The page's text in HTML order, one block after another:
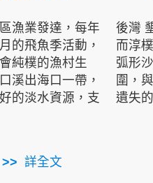
漁業發達，每年
的飛魚季活動，
純樸的漁村生
溪出海口一帶，
的淡水資源，支
詳全文
後灣
而淳
弧形
圍，
遺失